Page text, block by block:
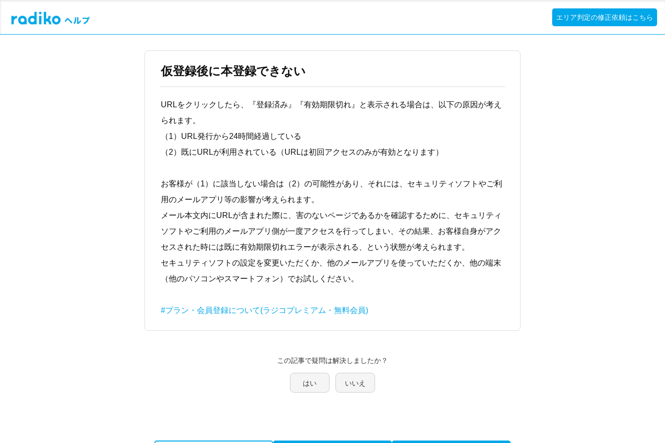
エリア判定の修正依頼はこちら
仮登録後に本登録できない
URLをクリックしたら、『登録済み』『有効期限切れ』と表示される場合は、以下の原因が考え
られます。
（1）URL発行から24時間経過している
（2）既にURLが利用されている（URLは初回アクセスのみが有効となります）
お客様が（1）に該当しない場合は（2）の可能性があり、それには、セキュリティソフトやご利
用のメールアプリ等の影響が考えられます。
メール本文内にURLが含まれた際に、害のないページであるかを確認するために、セキュリティ
ソフトやご利用のメールアプリ側が一度アクセスを行ってしまい、その結果、お客様自身がアク
セスされた時には既に有効期限切れエラーが表示される、という状態が考えられます。
セキュリティソフトの設定を変更いただくか、他のメールアプリを使っていただくか、他の端末
（他のパソコンやスマートフォン）でお試しください。
#プラン・会員登録について(ラジコプレミアム・無料会員)
この記事で疑問は解決しましたか？
はい いいえ